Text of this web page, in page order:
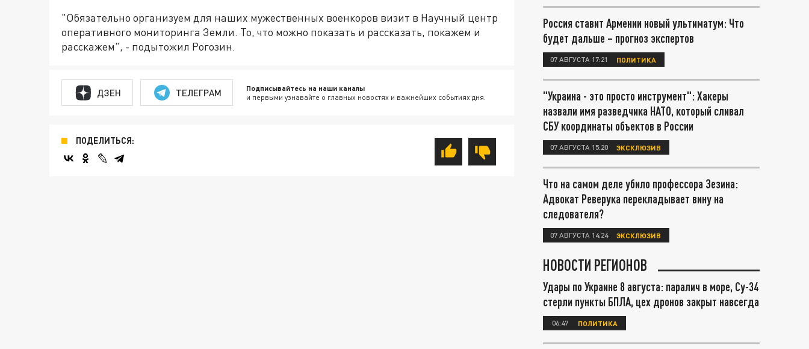
"Обязательно организуем для наших мужественных военкоров визит в Научный центр
оперативного мониторинга Земли. То, что можно показать и рассказать, покажем и
расскажем", - подытожил Рогозин.
ДЗЕН ТЕЛЕГРАМ Подписывайтесь на наши каналы
и первыми узнавайте о главных новостях и важнейших событиях дня.
ПОДЕЛИТЬСЯ:
Россия ставит Армении новый ультиматум: Что
будет дальше – прогноз экспертов
07 АВГУСТА 17:21 ПОЛИТИКА
"Украина - это просто инструмент": Хакеры
назвали имя разведчика НАТО, который сливал
СБУ координаты объектов в России
07 АВГУСТА 15:20 ЭКСКЛЮЗИВ
Что на самом деле убило профессора Зезина:
Адвокат Реверука перекладывает вину на
следователя?
07 АВГУСТА 14:24 ЭКСКЛЮЗИВ
НОВОСТИ РЕГИОНОВ
Удары по Украине 8 августа: паралич в море, Су-34
стерли пункты БПЛА, цех дронов закрыт навсегда
06:47 ПОЛИТИКА